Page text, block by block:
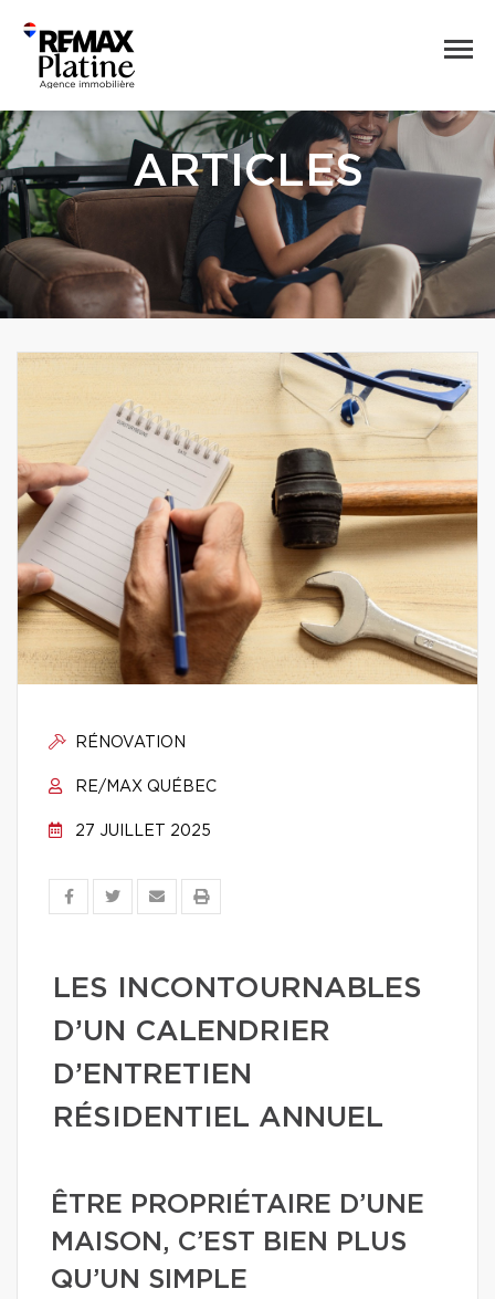
ARTICLES
RÉNOVATION
RE/MAX QUÉBEC
27 JUILLET 2025
LES INCONTOURNABLES
D’UN CALENDRIER
D’ENTRETIEN
RÉSIDENTIEL ANNUEL
ÊTRE PROPRIÉTAIRE D’UNE
MAISON, C’EST BIEN PLUS
QU’UN SIMPLE